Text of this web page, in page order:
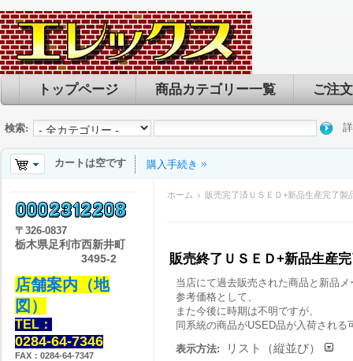
トップページ 商品カテゴリー一覧 ご注
検索:
カートは空です 購入手続き
ホーム 販売完了済ＵＳＥＤ+新品生産完了製
販売終了ＵＳＥＤ+新品生産
当店にて過去販売された商品と新品
参考価格として、
また今後に時期は不明ですが、
同系統の商品がUSED品が入荷される
表示方法:
リスト（縦並び）
〒 326-0837
栃木県足利市西新井町
3495-2
店舗案内（地
図）
TEL：
0284-64-7346
FAX：0284-64-7347